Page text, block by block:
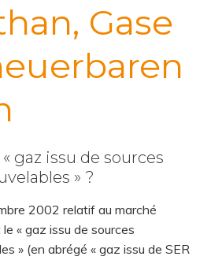
Gase
« gaz issu de sources
» ?
2002 relatif au marché
« gaz issu de sources
» (en abrégé « gaz issu de SER